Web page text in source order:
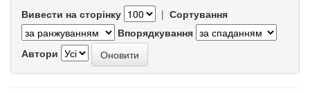
Вивести на сторінку | Сортування
Впорядкування
Автори